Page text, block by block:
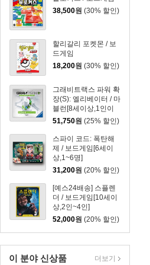
38,500원 (30% 할인)
할리갈리 포켓몬 / 보
드게임
18,200원 (30% 할인)
그래비트랙스 파워 확
장(S): 엘리베이터 / 마
블런[8세이상,1인이
상]
51,750원 (25% 할인)
스파이 코드: 폭탄해
제 / 보드게임[6세이
상,1~6명]
31,200원 (20% 할인)
[예스24배송] 스플렌
더 / 보드게임[10세이
상,2인~4인]
52,000원 (20% 할인)
이 분야 신상품 더보기